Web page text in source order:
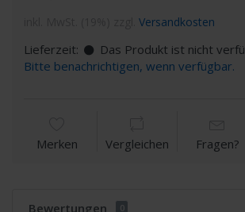
Versandkosten
Lieferzeit:
Das Produkt ist nicht
Bitte benachrichtigen, wenn verfügbar.
Merken Vergleichen Fragen?
Bewertungen 0